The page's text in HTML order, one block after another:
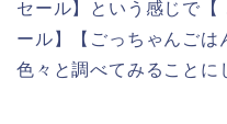
セール】という感じで【
ール】【ごっちゃんごは
色々と調べてみることに